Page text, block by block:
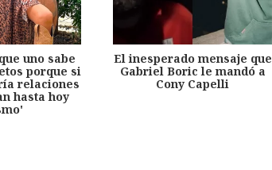
uno sabe
porque si
relaciones
hasta hoy
El inesperado mensaje que
Gabriel Boric le mandó a
Cony Capelli